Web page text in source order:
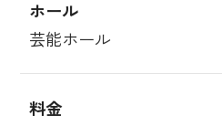
ホール
芸能ホール
料金